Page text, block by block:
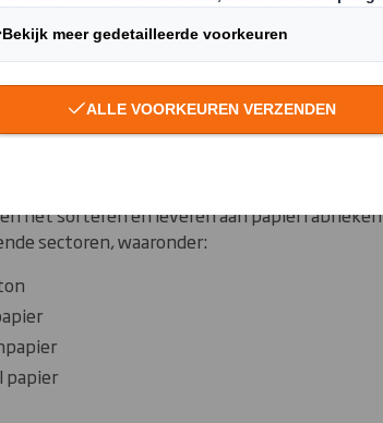
het toonaangevende papier bedrijf voor
Europa en beheert ongeveer 5,5 miljoen ton
per jaar. We beschikken over onze
die hoogwaardig kraftpapier en
produceren op 13 locaties in Europa en 2
volledige scala aanbieden rondom de inkoop
het sorteren en leveren aan papierfabrieken
sectoren, waaronder:
papier